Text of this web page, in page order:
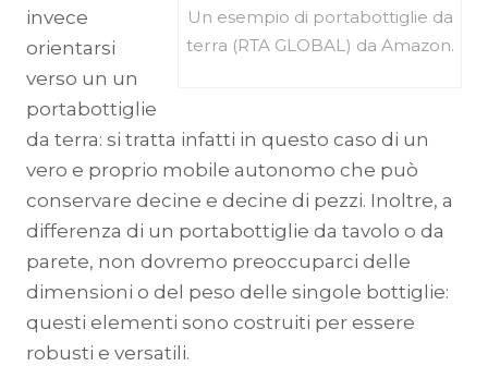
Un esempio di portabottiglie da
terra (RTA GLOBAL) da Amazon.
invece
orientarsi
verso un un
portabottiglie
da terra: si tratta infatti in questo caso di un
vero e proprio mobile autonomo che può
conservare decine e decine di pezzi. Inoltre, a
differenza di un portabottiglie da tavolo o da
parete, non dovremo preoccuparci delle
dimensioni o del peso delle singole bottiglie:
questi elementi sono costruiti per essere
robusti e versatili.